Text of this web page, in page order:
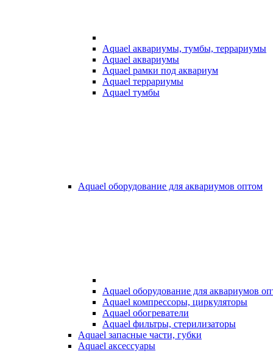
Aquael аквариумы, тумбы, террариумы
Aquael аквариумы
Aquael рамки под аквариум
Aquael террариумы
Aquael тумбы
Aquael оборудование для аквариумов оптом
Aquael оборудование для аквариумов
Aquael компрессоры, циркуляторы
Aquael обогреватели
Aquael фильтры, стерилизаторы
Aquael запасные части, губки
Aquael аксессуары